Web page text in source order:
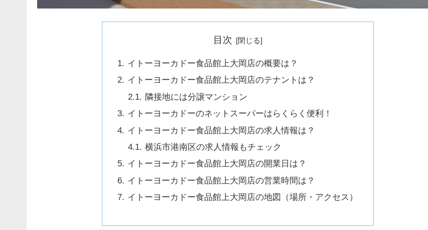
目次
イトーヨーカドー食品館上大岡店の概要は？
イトーヨーカドー食品館上大岡店のテナントは？
隣接地には分譲マンション
イトーヨーカドーのネットスーパーはらくらく便利！
イトーヨーカドー食品館上大岡店の求人情報は？
横浜市港南区の求人情報もチェック
イトーヨーカドー食品館上大岡店の開業日は？
イトーヨーカドー食品館上大岡店の営業時間は？
イトーヨーカドー食品館上大岡店の地図（場所・アクセス）